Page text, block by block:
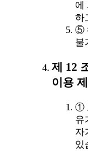
에
하
⑤
불
제 12
이용
①
유
자
있